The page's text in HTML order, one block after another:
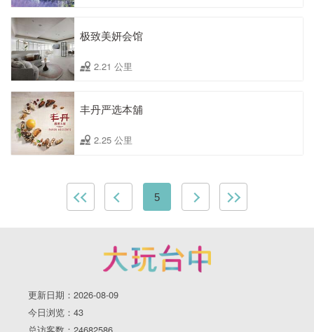
极致美妍会馆
2.21 公里
丰丹严选本舖
2.25 公里
5
更新日期：2026-08-09
今日浏览：43